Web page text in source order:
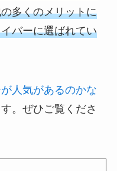
多くのメリットに
バーに選ばれてい
人気があるのかな
。ぜひご覧くださ